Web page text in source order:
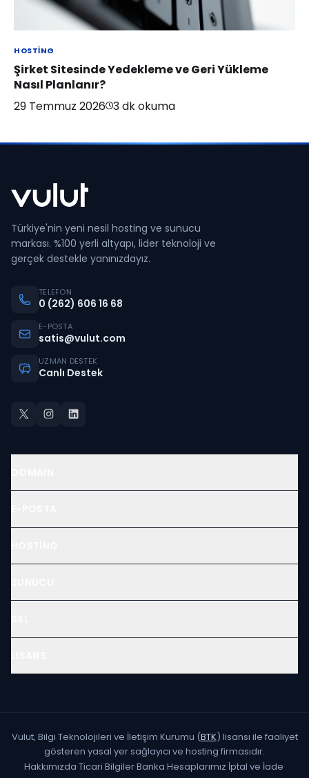
HOSTING
Şirket Sitesinde Yedekleme ve Geri Yükleme
Nasıl Planlanır?
29 Temmuz 2026 3dk okuma
Türkiye'nin yeni nesil hosting ve sunucu
markası. %100 yerli altyapı, lider teknoloji ve
gerçek destekle yanınızdayız.
TELEFON
0 (262) 606 16 68
E-POSTA
satis@vulut.com
UZMAN DESTEK
Canlı Destek
Vulut, Bilgi Teknolojileri ve İletişim Kurumu (BTK) lisansı ile faaliyet
gösteren yasal yer sağlayıcı ve hosting firmasıdır.
Hakkımızda·Ticari Bilgiler·Banka Hesaplarımız·İptal ve İade·